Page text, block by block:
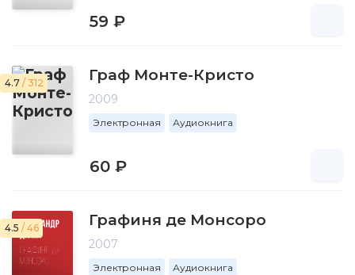
59 ₽
4.7 / 312 Граф Монте-Кристо
2009
Электронная Аудиокнига
60 ₽
4.5 / 46 Графиня де Монсоро
2007
Электронная Аудиокнига